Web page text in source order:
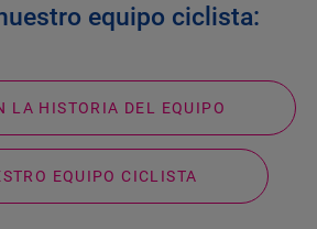
equipo ciclista:
LA HISTORIA DEL EQUIPO
EQUIPO CICLISTA